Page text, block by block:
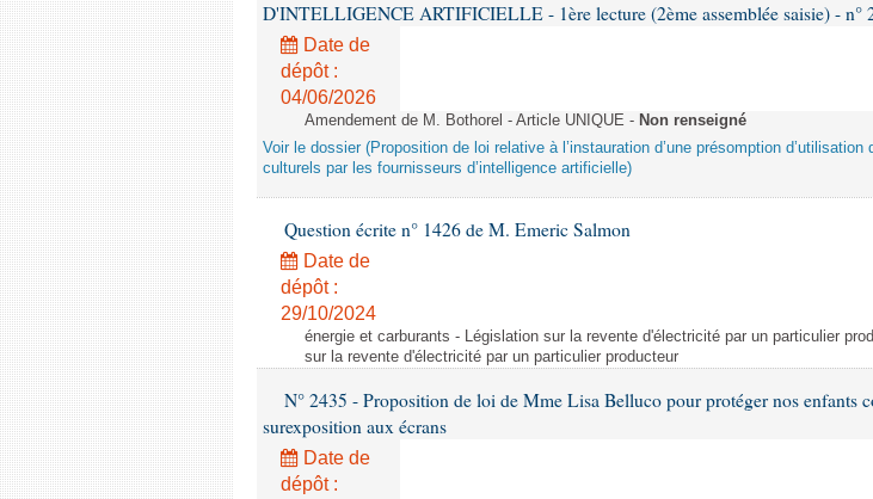
D'INTELLIGENCE ARTIFICIELLE - 1ère lecture (2ème assemblée saisie) - n°
Date de
dépôt :
04/06/2026
Amendement de M. Bothorel - Article UNIQUE - Non renseigné
Voir le dossier (Proposition de loi relative à l’instauration d’une présomption d’utilisation
culturels par les fournisseurs d’intelligence artificielle)
Question écrite n° 1426 de M. Emeric Salmon
Date de
dépôt :
29/10/2024
énergie et carburants - Législation sur la revente d'électricité par un particulier
sur la revente d'électricité par un particulier producteur
N° 2435 - Proposition de loi de Mme Lisa Belluco pour protéger nos enfants
surexposition aux écrans
Date de
dépôt :